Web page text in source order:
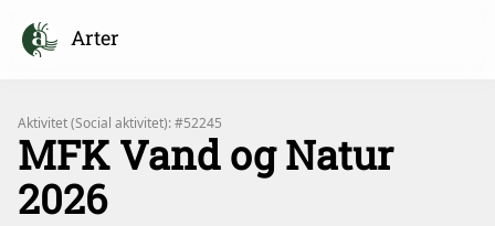
Arter
Aktivitet (Social aktivitet): #52245
MFK Vand og Natur
2026